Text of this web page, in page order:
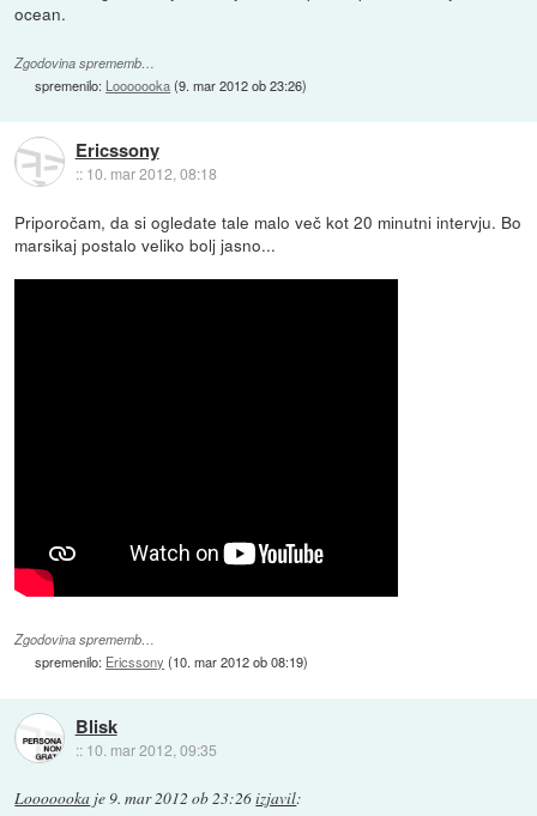
ocean.
Zgodovina sprememb…
spremenilo: Looooooka(9. mar 2012 ob 23:26)
Ericssony
:: 10. mar 2012, 08:18
Priporočam, da si ogledate tale malo več kot 20 minutni intervju. Bo
marsikaj postalo veliko bolj jasno...
Zgodovina sprememb…
spremenilo: Ericssony (10. mar 2012 ob 08:19)
Blisk
:: 10. mar 2012, 09:35
Looooooka je9. mar 2012 ob 23:26izjavil: